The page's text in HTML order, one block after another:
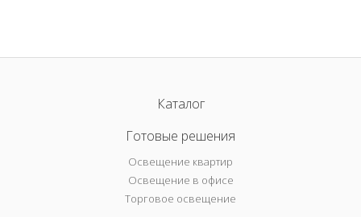
Каталог
Готовые решения
Освещение квартир
Освещение в офисе
Торговое освещение